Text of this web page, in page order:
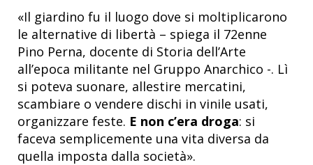
«Il giardino fu il luogo dove si moltiplicarono
le alternative di libertà – spiega il 72enne
Pino Perna, docente di Storia dell’Arte
all’epoca militante nel Gruppo Anarchico -. Lì
si poteva suonare, allestire mercatini,
scambiare o vendere dischi in vinile usati,
organizzare feste. E non c’era droga: si
faceva semplicemente una vita diversa da
quella imposta dalla società».